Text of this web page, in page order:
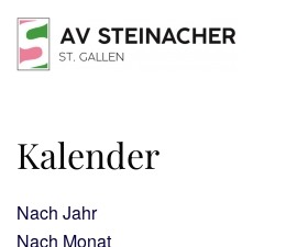
Skip to main content
Kalender
Nach Jahr
Nach Monat